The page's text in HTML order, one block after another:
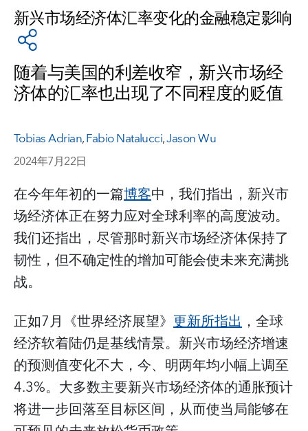
新兴市场经济体汇率变化的金融稳定影响
随着与美国的利差收窄，新兴市场经
济体的汇率也出现了不同程度的贬值
Tobias Adrian,Fabio Natalucci,Jason Wu
2024年7月22日
在今年年初的一篇博客中，我们指出，新兴市
场经济体正在努力应对全球利率的高度波动。
我们还指出，尽管那时新兴市场经济体保持了
韧性，但不确定性的增加可能会使未来充满挑
战。
正如7月《世界经济展望》 更新所指出 ，全球
经济软着陆仍是基线情景。新兴市场经济增速
的预测值变化不大，今、明两年均小幅上调至
4.3%。大多数主要新兴市场经济体的通胀预计
将进一步回落至目标区间，从而使当局能够在